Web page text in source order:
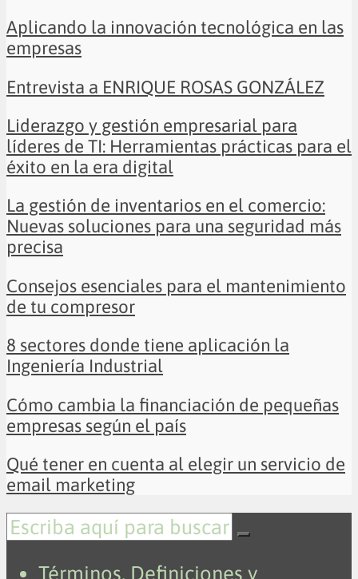
Aplicando la innovación tecnológica en las
empresas
Entrevista a ENRIQUE ROSAS GONZÁLEZ
Liderazgo y gestión empresarial para
líderes de TI: Herramientas prácticas para el
éxito en la era digital
La gestión de inventarios en el comercio:
Nuevas soluciones para una seguridad más
precisa
Consejos esenciales para el mantenimiento
de tu compresor
8 sectores donde tiene aplicación la
Ingeniería Industrial
Cómo cambia la financiación de pequeñas
empresas según el país
Qué tener en cuenta al elegir un servicio de
email marketing
Términos, Definiciones y